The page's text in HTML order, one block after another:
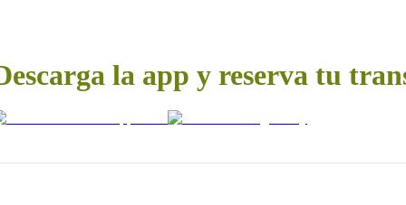
la app y reserva tu